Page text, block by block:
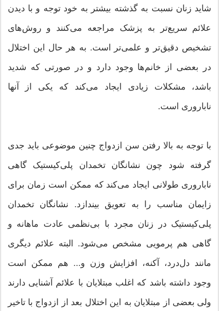
شاید زنان نسبت به گذشته بیشتر به خود توجه و با دیدن
علائم سریع‌تر به پزشک مراجعه می‌کنند و روش‌های
تشخیص دقیق‌تر و علمی‌تر است. به هر حال این اختلال
در بعضی از خانم‌ها وجود دارد و در صورتی که شدید
باشد، مشکلات زیادی ایجاد می‌کند که یکی از آنها
ناباروری است.
با توجه به بالا رفتن سن ازدواج چنین موضوعی باید جدی
گرفته شود چون نشانگان تخمدان پلی‌کیستیک گاهی
ناباروری طولانی ایجاد می‌کند که ممکن است زمان برای
زایمان مناسب را به تعویق بیندازد. نشانگان تخمدان
پلی‌کیستیک در زنان مجرد با بی‌نظمی عادت ماهانه و
گاهی هم پرمویی مشخص می‌شود. البته علائم دیگری
مانند دل‌درد، آکنه، افزایش وزن و... هم ممکن است
وجود داشته باشد که اغلب مبتلایان با علائم آشنایی دارند
ولی بعضی از مبتلایان به این اختلال بعد از ازدواج با تاخیر